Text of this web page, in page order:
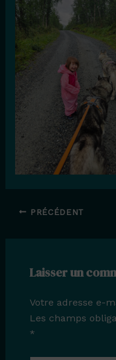
PRÉCÉDENT
Laisser un
Votre adresse e-
Les champs
*